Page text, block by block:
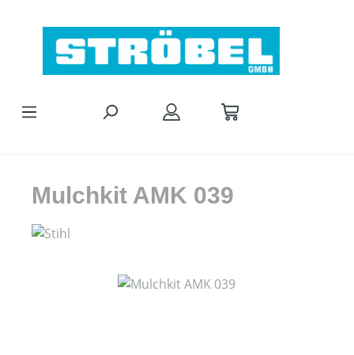
Mulchkit AMK 039
Bildergalerie überspringen